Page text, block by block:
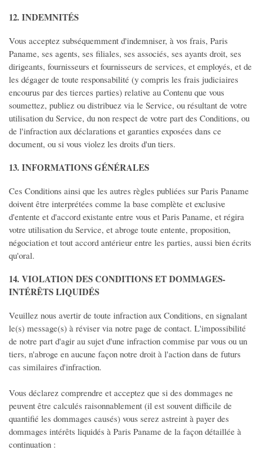
12. INDEMNITÉS
Vous acceptez subséquemment d'indemniser, à vos frais, Paris
Paname, ses agents, ses filiales, ses associés, ses ayants droit, ses
dirigeants, fournisseurs et fournisseurs de services, et employés, et de
les dégager de toute responsabilité (y compris les frais judiciaires
encourus par des tierces parties) relative au Contenu que vous
soumettez, publiez ou distribuez via le Service, ou résultant de votre
utilisation du Service, du non respect de votre part des Conditions, ou
de l'infraction aux déclarations et garanties exposées dans ce
document, ou si vous violez les droits d'un tiers.
13. INFORMATIONS GÉNÉRALES
Ces Conditions ainsi que les autres règles publiées sur Paris Paname
doivent être interprétées comme la base complète et exclusive
d'entente et d'accord existante entre vous et Paris Paname, et régira
votre utilisation du Service, et abroge toute entente, proposition,
négociation et tout accord antérieur entre les parties, aussi bien écrits
qu'oral.
14. VIOLATION DES CONDITIONS ET DOMMAGES-
INTÉRÊTS LIQUIDÉS
Veuillez nous avertir de toute infraction aux Conditions, en signalant
le(s) message(s) à réviser via notre page de contact. L'impossibilité
de notre part d'agir au sujet d'une infraction commise par vous ou un
tiers, n'abroge en aucune façon notre droit à l'action dans de futurs
cas similaires d'infraction.
Vous déclarez comprendre et acceptez que si des dommages ne
peuvent être calculés raisonnablement (il est souvent difficile de
quantifié les dommages causés) vous serez astreint à payer des
dommages intérêts liquidés à Paris Paname de la façon détaillée à
continuation :